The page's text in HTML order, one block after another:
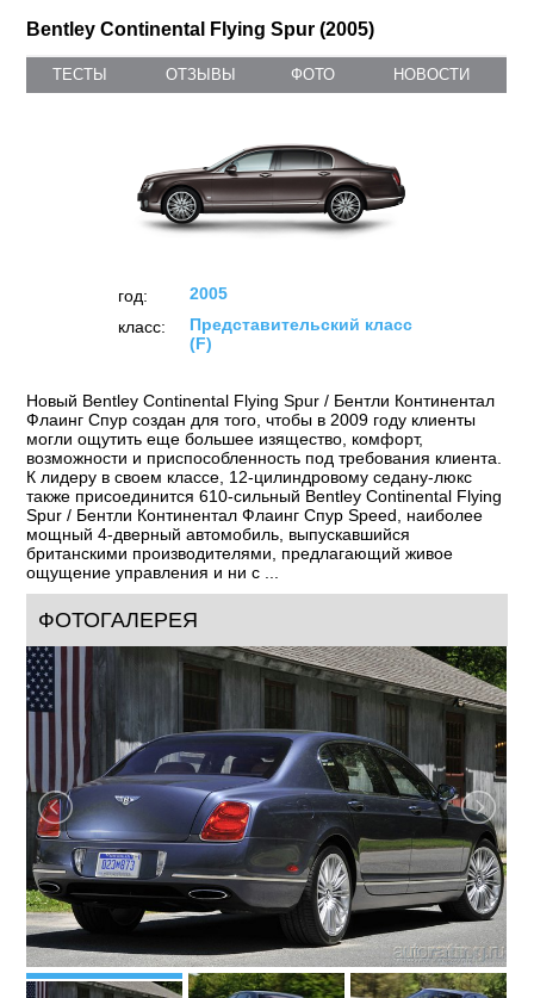
Bentley Continental Flying Spur (2005)
ТЕСТЫ ОТЗЫВЫ ФОТО НОВОСТИ
год:
2005
класс:
Представительский класс
(F)
Новый Bentley Continental Flying Spur / Бентли Континентал
Флаинг Спур создан для того, чтобы в 2009 году клиенты
могли ощутить еще большее изящество, комфорт,
возможности и приспособленность под требования клиента.
К лидеру в своем классе, 12-цилиндровому седану-люкс
также присоединится 610-сильный Bentley Continental Flying
Spur / Бентли Континентал Флаинг Спур Speed, наиболее
мощный 4-дверный автомобиль, выпускавшийся
британскими производителями, предлагающий живое
ощущение управления и ни с ...
ФОТОГАЛЕРЕЯ